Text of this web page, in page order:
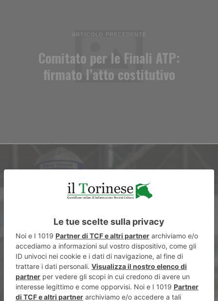
ARTICOLO PRECEDENTE
Comitato per le Finali ATP:
firmato l’atto costitutivo
Covid, il bollettino di giovedì
20 maggio: ricoveri
ospedalieri in calo